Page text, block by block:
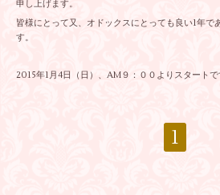
申し上げます。
皆様にとって又、オドックスにとっても良い1年で
す。
2015年1月4日（日）、AM９：００よりスタートで
1